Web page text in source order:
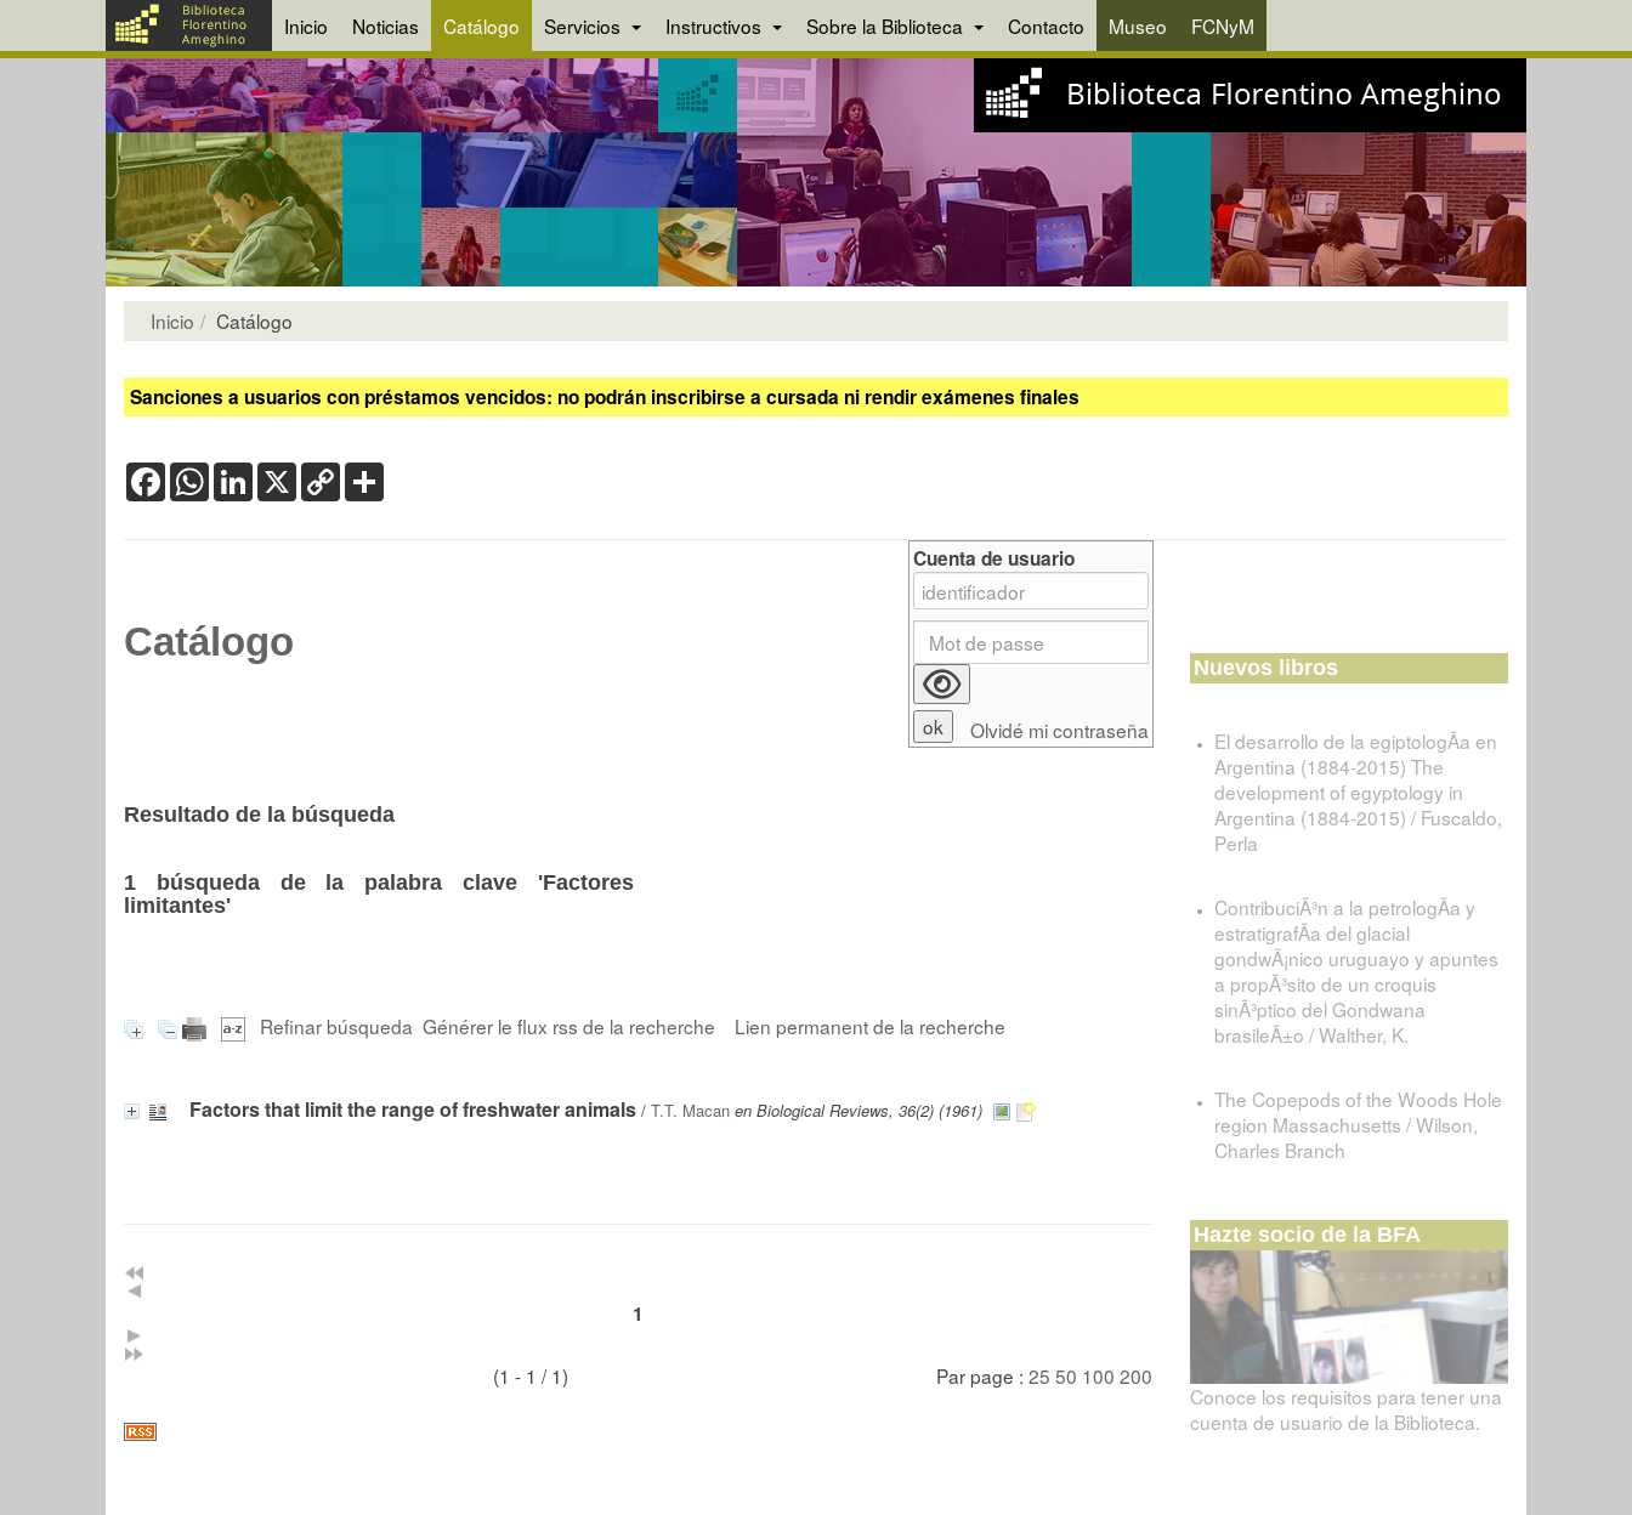
Inicio Noticias Catálogo Servicios Instructivos Sobre la Biblioteca Contacto Museo FCNyM
Inicio Catálogo
Sanciones a usuarios con préstamos vencidos: no podrán inscribirse a cursada ni rendir exámenes finales
FacebookWhatsApp
LinkedIn
X Copy
Link
Catálogo
Resultado de la búsqueda
1 búsqueda de la palabra clave 'Factores
limitantes'
Refinar búsqueda Générer le flux rss de la recherche Lien permanent de la recherche
Factors that limit the range of freshwater animals / T.T. Macan en Biological Reviews, 36(2) (1961)
1
(1 - 1 / 1) Par page : 25 50 100 200
Cuenta de usuario
Olvidé mi contraseña
Nuevos libros
El desarrollo de la egiptologÃ­a en
Argentina (1884-2015) The
development of egyptology in
Argentina (1884-2015) / Fuscaldo,
Perla
ContribuciÃ³n a la petrologÃ­a y
estratigrafÃ­a del glacial
gondwÃ¡nico uruguayo y apuntes
a propÃ³sito de un croquis
sinÃ³ptico del Gondwana
brasileÃ±o / Walther, K.
The Copepods of the Woods Hole
region Massachusetts / Wilson,
Charles Branch
Hazte socio de la BFA
Conoce los requisitos para tener una
cuenta de usuario de la Biblioteca.